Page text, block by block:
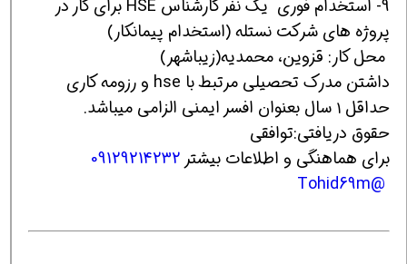
9- استخدام فوری يك نفر كارشناس HSE برای کار در
پروژه های شرکت نستله (استخدام پیمانکار)
محل کار: قزوین، محمدیه(زیباشهر)
داشتن مدرک تحصیلی مرتبط با hse و رزومه کاری
حداقل ۱ سال بعنوان افسر ایمنی الزامی میباشد.
حقوق دریافتی:توافقي
برای هماهنگی و اطلاعات بیشتر 09129214232
@Tohid69m